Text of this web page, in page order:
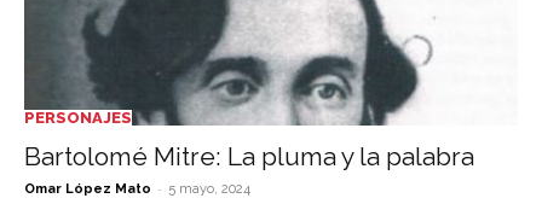
PERSONAJES
Bartolomé Mitre: La pluma y la palabra
Omar López Mato - 5 mayo, 2024